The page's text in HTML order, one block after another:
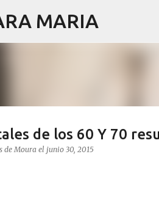
MARIA
de los 60 Y 70
de Moura el junio 30, 2015